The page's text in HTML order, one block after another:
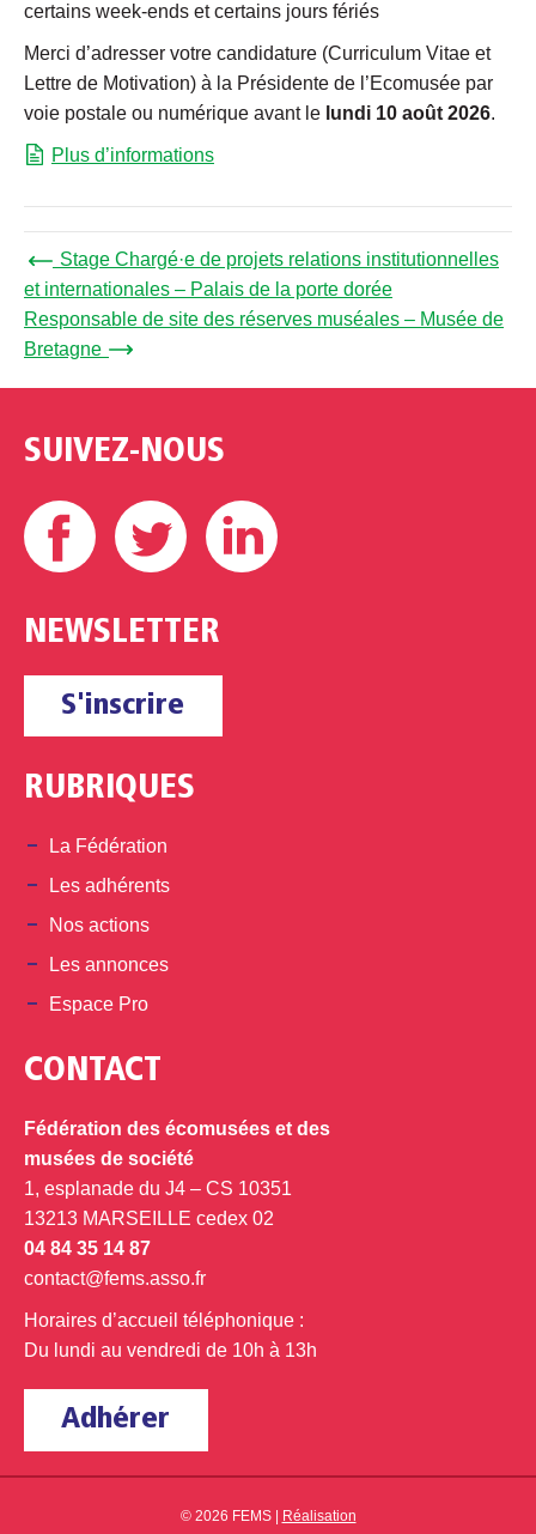
certains week-ends et certains jours fériés
Merci d’adresser votre candidature (Curriculum Vitae et
Lettre de Motivation) à la Présidente de l’Ecomusée par
voie postale ou numérique avant le lundi 10 août 2026.
Plus d’informations
← Stage Chargé·e de projets relations institutionnelles
et internationales – Palais de la porte dorée
Responsable de site des réserves muséales – Musée de
Bretagne →
SUIVEZ-NOUS
Facebook Twitter
NEWSLETTER
S'inscrire
RUBRIQUES
La Fédération
Les adhérents
Nos actions
Les annonces
Espace Pro
CONTACT
Fédération des écomusées et des
musées de société
1, esplanade du J4 – CS 10351
13213 MARSEILLE cedex 02
04 84 35 14 87
contact@fems.asso.fr
Horaires d’accueil téléphonique :
Du lundi au vendredi de 10h à 13h
Adhérer
© 2026 FEMS | Réalisation